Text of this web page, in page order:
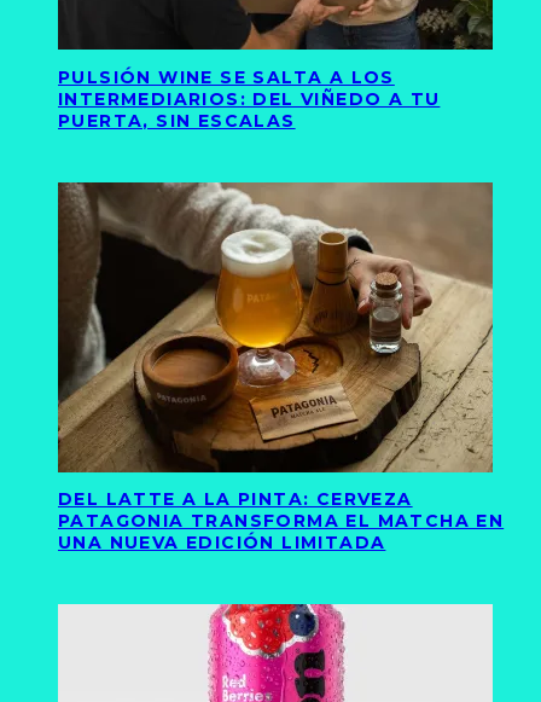
PULSIÓN WINE SE SALTA A LOS
INTERMEDIARIOS: DEL VIÑEDO A TU
PUERTA, SIN ESCALAS
DEL LATTE A LA PINTA: CERVEZA
PATAGONIA TRANSFORMA EL MATCHA EN
UNA NUEVA EDICIÓN LIMITADA